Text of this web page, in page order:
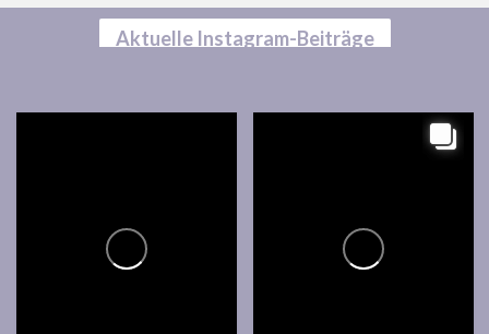
Aktuelle Instagram-Beiträge